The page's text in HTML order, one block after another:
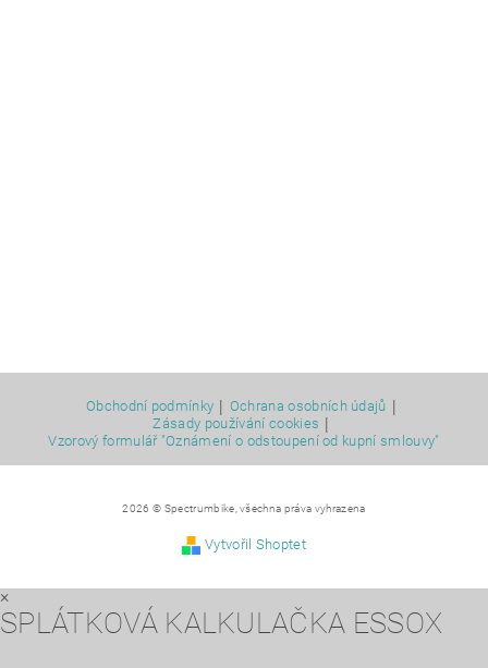
Obchodní podmínky Ochrana osobních údajů
Zásady používání cookies
Vzorový formulář "Oznámení o odstoupení od kupní smlouvy"
2026 © Spectrumbike, všechna práva vyhrazena
Vytvořil Shoptet
×
SPLÁTKOVÁ KALKULAČKA ESSOX